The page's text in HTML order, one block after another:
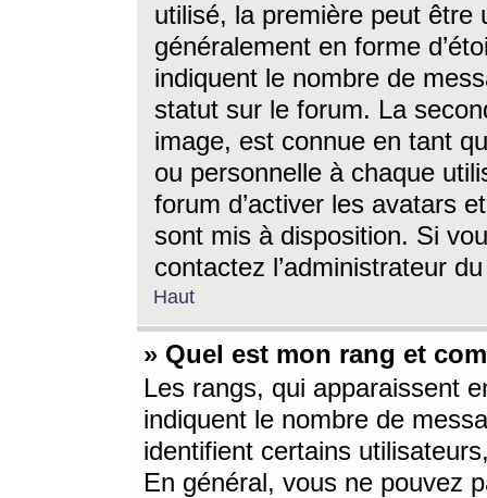
utilisé, la première peut être
généralement en forme
indiquent le nombre de
statut sur le forum. La
image, est connue en tant
ou personnelle à chaque
forum d’activer les avatars
sont mis à disposition. Si
contactez l’administrateur
Haut
» Quel est mon rang et
Les rangs, qui apparaissent
indiquent le nombre de
identifient certains
En général, vous ne pouvez